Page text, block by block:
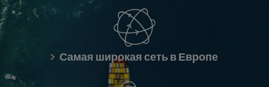
Самая широкая сеть в Европе